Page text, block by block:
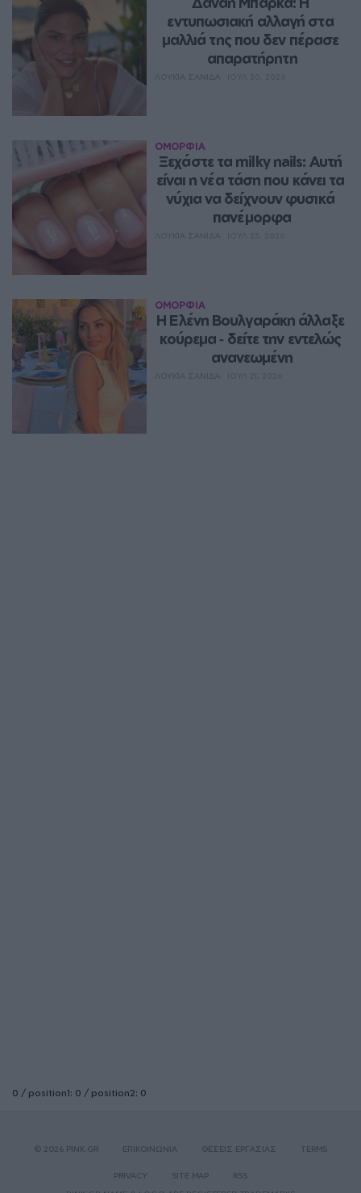
εντυπωσιακή αλλαγή στα
μαλλιά της που δεν πέρασε
απαρατήρητη
ΟΜΟΡΦΙΑ
Ξεχάστε τα milky nails: Αυτή
είναι η νέα τάση που κάνει τα
νύχια να δείχνουν φυσικά
πανέμορφα
ΟΜΟΡΦΙΑ
Η Ελένη Βουλγαράκη άλλαξε
κούρεμα ‑ δείτε την εντελώς
ανανεωμένη
0 / position1: 0 / position2: 0
© 2026 PINK.GR ΕΠΙΚΟΙΝΩΝΙΑ ΘΕΣΕΙΣ ΕΡΓΑΣΙΑΣ TERMS
PRIVACY SITE MAP
RSS